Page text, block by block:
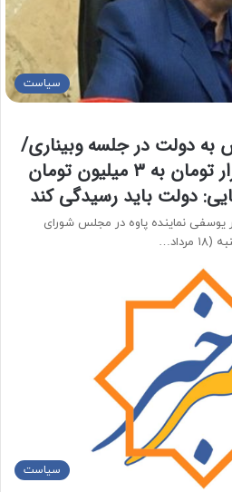
سیاست
به دولت در جلسه وبیناری/
یک ورق قرص از ۲۰۰ هزار تومان به ۳ میلیون تومان
دولت باید رسیدگی کند
یوسفی نماینده پاوه در مجلس شورای
سیاست